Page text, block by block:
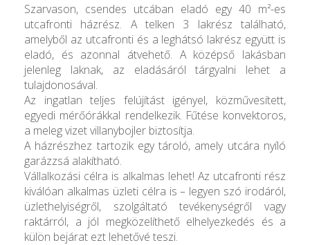
Szarvason, csendes utcában eladó egy 40 m²-es
utcafronti házrész. A telken 3 lakrész található,
amelyből az utcafronti és a leghátsó lakrész együtt is
eladó, és azonnal átvehető. A középső lakásban
jelenleg laknak, az eladásáról tárgyalni lehet a
tulajdonosával.
Az ingatlan teljes felújítást igényel, közművesített,
egyedi mérőórákkal rendelkezik. Fűtése konvektoros,
a meleg vizet villanybojler biztosítja.
A házrészhez tartozik egy tároló, amely utcára nyíló
garázzsá alakítható.
Vállalkozási célra is alkalmas lehet! Az utcafronti rész
kiválóan alkalmas üzleti célra is – legyen szó irodáról,
üzlethelyiségről, szolgáltató tevékenységről vagy
raktárról, a jól megközelíthető elhelyezkedés és a
külön bejárat ezt lehetővé teszi.